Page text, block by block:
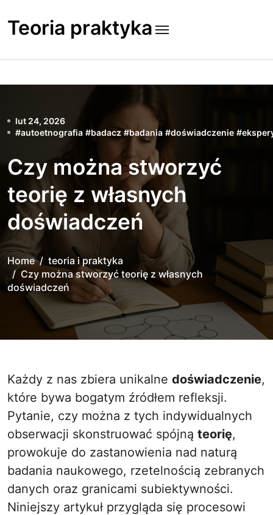
to
content
Teoria praktyka
lut 24, 2026
#autoetnografia #badacz #badania #doświadczenie #
Czy można stworzyć
teorię z własnych
doświadczeń
Home
teoria i praktyka
Czy można stworzyć teorię z własnych
doświadczeń
Każdy z nas zbiera unikalne doświadczenie,
które bywa bogatym źródłem refleksji.
Pytanie, czy można z tych indywidualnych
obserwacji skonstruować spójną teorię,
prowokuje do zastanowienia nad naturą
badania naukowego, rzetelnością zebranych
danych oraz granicami subiektywności.
Niniejszy artykuł przygląda się procesowi